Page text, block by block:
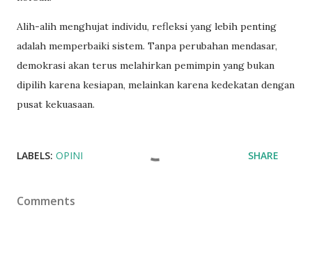
Alih-alih menghujat individu, refleksi yang lebih penting
adalah memperbaiki sistem. Tanpa perubahan mendasar,
demokrasi akan terus melahirkan pemimpin yang bukan
dipilih karena kesiapan, melainkan karena kedekatan dengan
pusat kekuasaan.
LABELS: OPINI SHARE
Comments